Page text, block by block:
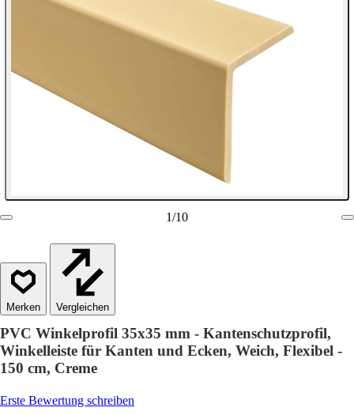
1/10
Vergleichen
PVC Winkelprofil 35x35 mm - Kantenschutzprofil,
Winkelleiste für Kanten und Ecken, Weich, Flexibel -
150 cm, Creme
Erste Bewertung schreiben